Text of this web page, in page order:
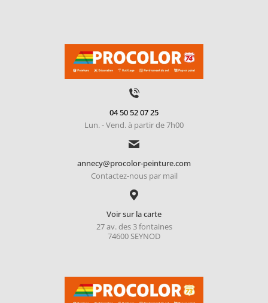
04 50 52 07 25
Lun. - Vend. à partir de 7h00
annecy@procolor-peinture.com
Contactez-nous par mail
Voir sur la carte
27 av. des 3 fontaines
74600 SEYNOD